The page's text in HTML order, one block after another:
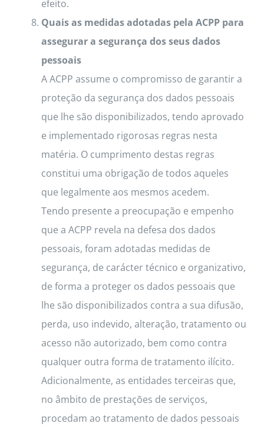
efeito.
Quais as medidas adotadas pela ACPP para
assegurar a segurança dos seus dados
pessoais
A ACPP assume o compromisso de garantir a
proteção da segurança dos dados pessoais
que lhe são disponibilizados, tendo aprovado
e implementado rigorosas regras nesta
matéria. O cumprimento destas regras
constitui uma obrigação de todos aqueles
que legalmente aos mesmos acedem.
Tendo presente a preocupação e empenho
que a ACPP revela na defesa dos dados
pessoais, foram adotadas medidas de
segurança, de carácter técnico e organizativo,
de forma a proteger os dados pessoais que
lhe são disponibilizados contra a sua difusão,
perda, uso indevido, alteração, tratamento ou
acesso não autorizado, bem como contra
qualquer outra forma de tratamento ilícito.
Adicionalmente, as entidades terceiras que,
no âmbito de prestações de serviços,
procedam ao tratamento de dados pessoais